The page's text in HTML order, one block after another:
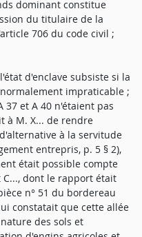
dominant constitue
du titulaire de la
706 du code civil ;
l'état d'enclave subsiste si la
impraticable ;
et A 40 n'étaient pas
à M. X... de rendre
à la servitude
entrepris, p. 5 § 2),
était possible compte
dont le rapport était
n° 51 du bordereau
constatait que cette allée
des sols et